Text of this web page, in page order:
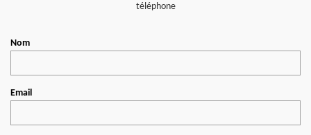
téléphone
Nom
Email